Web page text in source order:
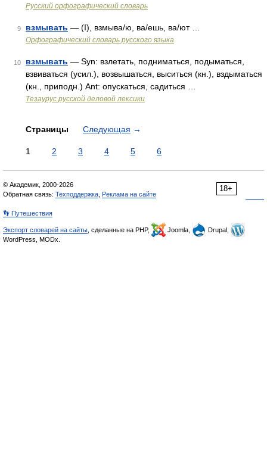
Русский орфографический словарь
9 взмывать — (I), взмыва/ю, ва/ешь, ва/ют …
Орфографический словарь русского языка
10 взмывать — Syn: взлетать, подниматься, подыматься,
взвиваться (усил.), возвышаться, выситься (кн.), вздыматься
(кн., приподн.) Ant: опускаться, садиться …
Тезаурус русской деловой лексики
Страницы Следующая →
1 2 3 4 5 6
18+
© Академик, 2000-2026
Обратная связь: Техподдержка Реклама на сайте
👣 Путешествия
Экспорт словарей на сайты , сделанные на PHP, Joomla,
Drupal,
WordPress, MODx.